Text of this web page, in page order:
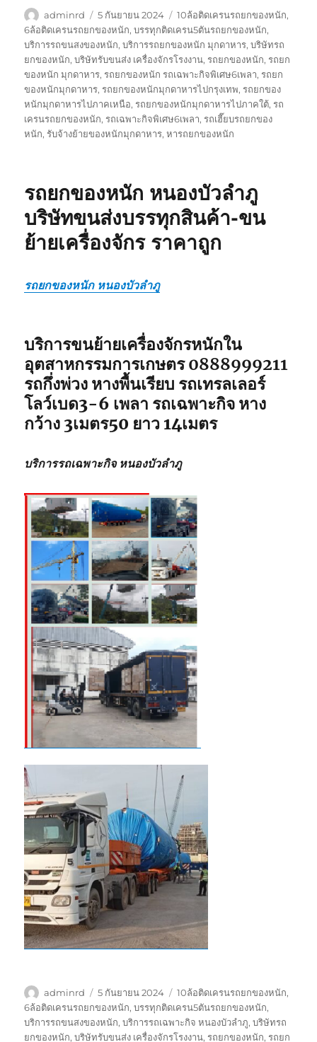
ผู้
เขียน
adminrd
เขียน
เมื่อ
5 กันยายน 2024
ป้าย
กำกับ
10ล้อติดเครนรถยกของหนัก,
6ล้อติดเครนรถยกของหนัก,บรรทุกติดเครน5ตันรถยกของหนัก,
บริการรถขนสงของหนัก,บริการรถยกของหนัก มุกดาหาร,บริษัทรถ
ยกของหนัก,บริษัทรับขนส่ง เครื่องจักรโรงงาน,รถยกของหนัก,รถยก
ของหนัก มุกดาหาร,รถยกของหนัก รถเฉพาะกิจพิเศษ6เพลา,รถยก
ของหนักมุกดาหาร,รถยกของหนักมุกดาหารไปกรุงเทพ,รถยกของ
หนักมุกดาหารไปภาคเหนือ,รถยกของหนักมุกดาหารไปภาคใต้,รถ
เครนรถยกของหนัก,รถเฉพาะกิจพิเศษ6เพลา,รถเฮี๊ยบรถยกของ
หนัก,รับจ้างย้ายของหนักมุกดาหาร,หารถยกของหนัก
รถยกของหนัก หนองบัวลำภู
บริษัทขนส่งบรรทุกสินค้า-ขน
ย้ายเครื่องจักร ราคาถูก
รถยกของหนัก หนองบัวลำภู
บริการขนย้ายเครื่องจักรหนักใน
อุตสาหกรรมการเกษตร 0888999211
รถกึ่งพ่วง หางพื้นเรียบ รถเทรลเลอร์
โลว์เบด3-6 เพลา รถเฉพาะกิจ หาง
กว้าง 3เมตร50 ยาว 14เมตร
บริการรถเฉพาะกิจ หนองบัวลำภู
ผู้
เขียน
adminrd
เขียน
เมื่อ
5 กันยายน 2024
ป้าย
กำกับ
10ล้อติดเครนรถยกของหนัก,
6ล้อติดเครนรถยกของหนัก,บรรทุกติดเครน5ตันรถยกของหนัก,
บริการรถขนสงของหนัก,บริการรถเฉพาะกิจ หนองบัวลำภู,บริษัทรถ
ยกของหนัก,บริษัทรับขนส่ง เครื่องจักรโรงงาน,รถยกของหนัก,รถยก